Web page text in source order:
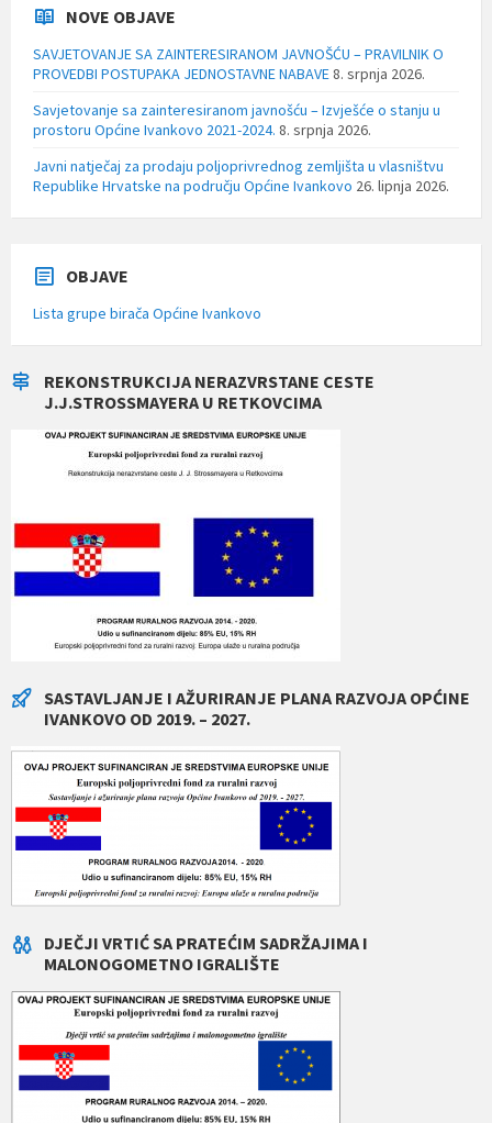
NOVE OBJAVE
SAVJETOVANJE SA ZAINTERESIRANOM JAVNOŠĆU – PRAVILNIK O
PROVEDBI POSTUPAKA JEDNOSTAVNE NABAVE8. srpnja 2026.
Savjetovanje sa zainteresiranom javnošću – Izvješće o stanju u
prostoru Općine Ivankovo 2021-2024. 8. srpnja 2026.
Javni natječaj za prodaju poljoprivrednog zemljišta u vlasništvu
Republike Hrvatske na području Općine Ivankovo 26. lipnja 2026.
OBJAVE
Lista grupe birača Općine Ivankovo
REKONSTRUKCIJA NERAZVRSTANE CESTE
J.J.STROSSMAYERA U RETKOVCIMA
SASTAVLJANJE I AŽURIRANJE PLANA RAZVOJA OPĆINE
IVANKOVO OD 2019. – 2027.
DJEČJI VRTIĆ SA PRATEĆIM SADRŽAJIMA I
MALONOGOMETNO IGRALIŠTE